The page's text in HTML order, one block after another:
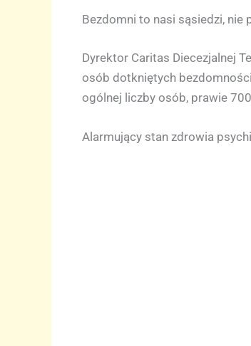
Bezdomni to nasi sąsiedzi, nie
Dyrektor Caritas Diecezjalnej
osób dotkniętych
ogólnej liczby osób, prawie
Alarmujący stan zdrowia